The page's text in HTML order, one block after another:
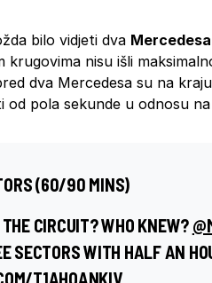
bilo vidjeti dva Mercedesa
krugovima nisu išli
dva Mercedesa su na
od pola sekunde u odnosu
(60/90 MINS)
CIRCUIT? WHO KNEW?
SECTORS WITH HALF AN
T1AHOANKIV